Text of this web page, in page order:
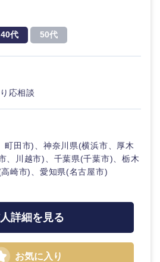
40代 50代
応相談
町田市)、神奈川県(横浜市、厚木
、川越市)、千葉県(千葉市)、栃木
崎市)、愛知県(名古屋市)
詳細を見る
お気に入り